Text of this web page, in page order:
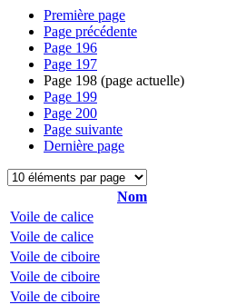
Première page
Page précédente
Page 196
Page 197
Page 198 (page actuelle)
Page 199
Page 200
Page suivante
Dernière page
Nom
Voile de calice
Voile de calice
Voile de ciboire
Voile de ciboire
Voile de ciboire